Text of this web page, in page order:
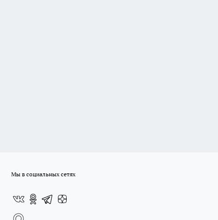
Мы в социальных сетях